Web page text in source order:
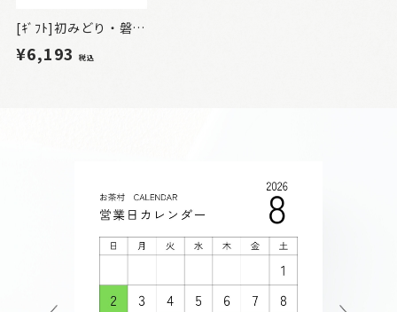
[ｷﾞﾌﾄ]初みどり・磐井の誉・すずか詰合せ5本入
¥6,193税込